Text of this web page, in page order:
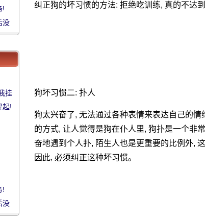
纠正狗的坏习惯的方法: 拒绝吃训练, 真的不达到
狗坏习惯二: 扑人
狗太兴奋了, 无法通过各种表情来表达自己的
的方式, 让人觉得是狗在仆人里, 狗扑是一个非
奋地遇到个人扑, 陌生人也是更重要的比例外,
因此, 必须纠正这种坏习惯。
!
没
!
没
挂
起!
!
没